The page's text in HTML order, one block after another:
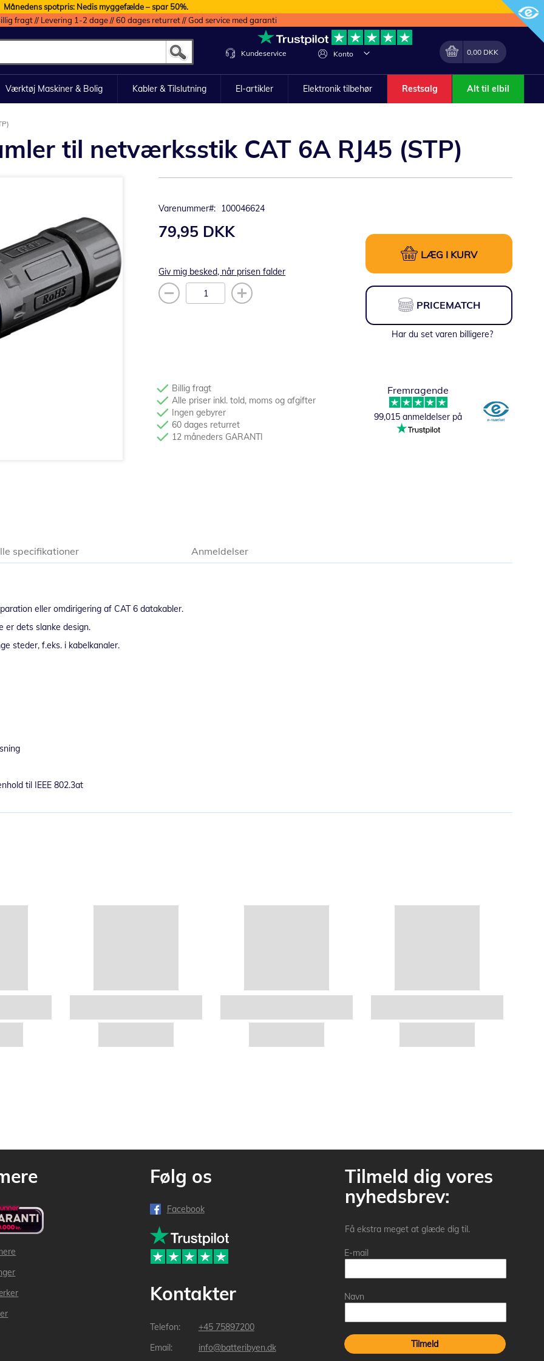
Månedens spotpris: Nedis myggefælde – spar 50%.
fragt // Levering 1-2 dage // 60 dages returret // God service med garanti
Konto
Lave
Min indkøbskurv
0,00 DKK
Kundeservice
Værktøj Maskiner & Bolig Kabler & Tilslutning El-artikler Elektronik tilbehør Restsalg Alt til elbil
til netværksstik CAT 6A RJ45 (STP)
Varenummer 100046624
79,95 DKK
Giv mig besked, når prisen falder
LÆG I KURV
PRICEMATCH
Har du set varen billigere?
Billig fragt
Alle priser inkl. told, moms og afgifter
Ingen gebyrer
60 dages returret
12 måneders GARANTI
Fremragende
99,015 anmeldelser på
eller omdirigering af CAT 6 datakabler.
er dets slanke design.
steder, f.eks. i kabelkanaler.
til IEEE 802.3at
specifikationer Anmeldelser
Følg os
Facebook
Kontakter
+45 75897200
info@batteribyen.dk
Tilmeld dig vores
nyhedsbrev:
Få ekstra meget at glæde dig til.
E-mail
Navn
Tilmeld